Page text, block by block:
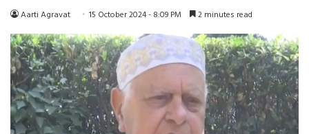
Aarti Agravat 15 October 2024 - 8:09 PM 2 minutes read